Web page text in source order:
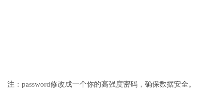
注：password修改成一个你的高强度密码，确保数据安全。